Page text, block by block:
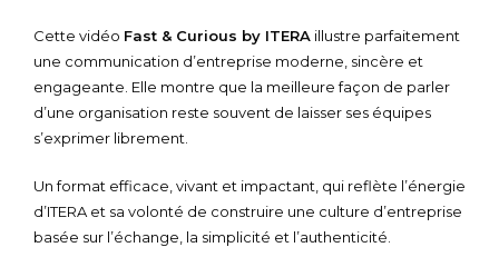
Cette vidéo Fast & Curious by ITERA illustre parfaitement
une communication d’entreprise moderne, sincère et
engageante. Elle montre que la meilleure façon de parler
d’une organisation reste souvent de laisser ses équipes
s’exprimer librement.
Un format efficace, vivant et impactant, qui reflète l’énergie
d’ITERA et sa volonté de construire une culture d’entreprise
basée sur l’échange, la simplicité et l’authenticité.